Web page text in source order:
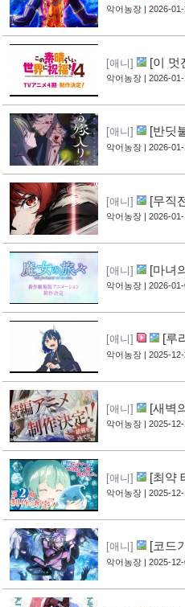
악어농장 | 2026-
[애니]
[이 멋
정 [2]
악어농장 | 2026-
[애니] [반딧
악어농장 | 2026-
[애니]
[무직
년 7월 방영 [3]
악어농장 | 2026-
[애니]
[마녀
정 [2]
악어농장 | 2026-
[애니] [루
악어농장 | 2025-
[애니]
[새벽
정 [2]
악어농장 | 2025-
[애니]
[최약
했습니다.] 2
악어농장 | 2025-
[애니] [코드
악어농장 | 2025-